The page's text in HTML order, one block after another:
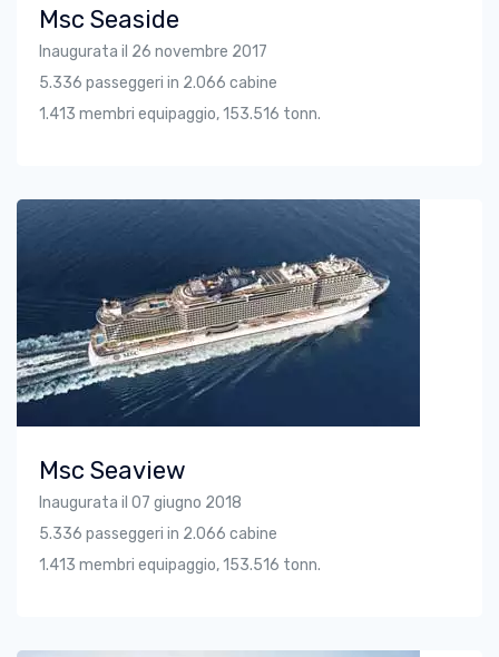
Msc Seaside
Inaugurata il 26 novembre 2017
5.336 passeggeri in 2.066 cabine
1.413 membri equipaggio, 153.516 tonn.
Msc Seaview
Inaugurata il 07 giugno 2018
5.336 passeggeri in 2.066 cabine
1.413 membri equipaggio, 153.516 tonn.